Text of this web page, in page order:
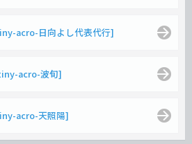
acro-日向よし代表代行]
acro-波旬]
acro-天照陽]